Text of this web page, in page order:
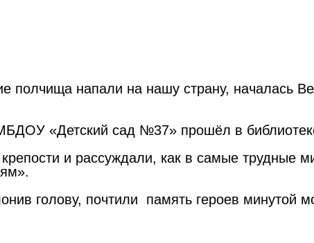
напали на нашу страну, началась
«Детский сад №37» прошёл в
и рассуждали, как в самые трудные
голову, почтили память героев минутой